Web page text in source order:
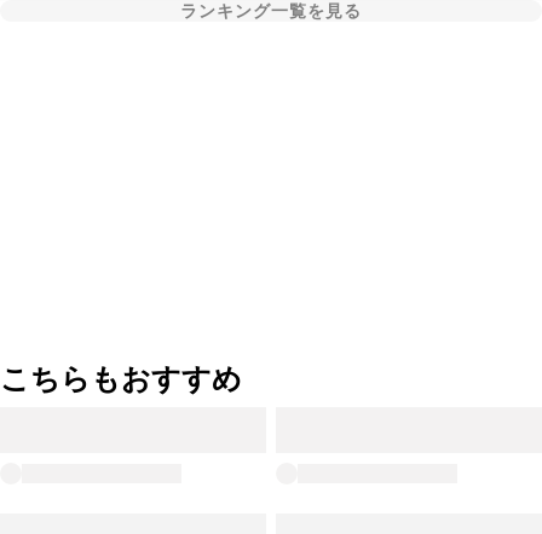
ランキング一覧を見る
こちらもおすすめ